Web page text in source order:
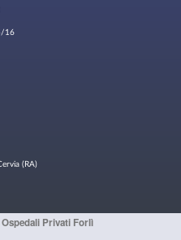
16
(RA)
Ospedali Privati Forlì